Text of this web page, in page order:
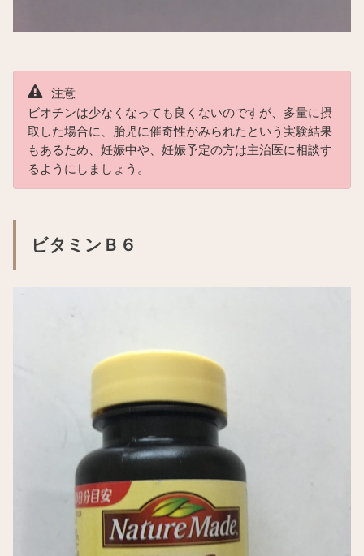
注意
ビオチンは少なくなっても良くないのですが、多量に摂
取した場合に、胎児に催奇性がみられたという実験結果
もあるため、妊娠中や、妊娠予定の方は主治医に相談す
るようにしましょう。
ビタミンＢ６